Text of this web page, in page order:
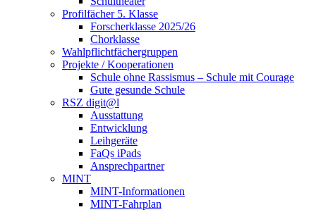
Profilfächer 5. Klasse
Forscherklasse 2025/26
Chorklasse
Wahlpflichtfächergruppen
Projekte / Kooperationen
Schule ohne Rassismus – Schule mit Courage
Gute gesunde Schule
RSZ digit@l
Ausstattung
Entwicklung
Leihgeräte
FaQs iPads
Ansprechpartner
MINT
MINT-Informationen
MINT-Fahrplan